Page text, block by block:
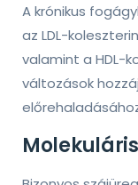
A krónikus
az LDL-
valamint a HDL-
változások